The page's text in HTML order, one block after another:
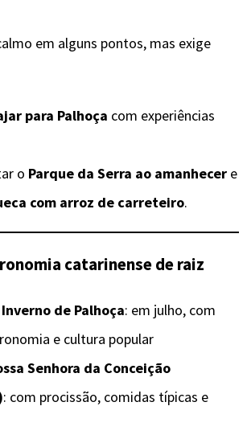
em alguns pontos, mas exige
para Palhoça com experiências
o Parque da Serra ao amanhecer e
com arroz de carreteiro.
catarinense de raiz
de Palhoça: em julho, com
e cultura popular
Senhora da Conceição
: com procissão, comidas típicas e